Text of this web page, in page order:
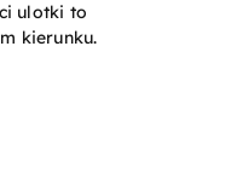
ulotki to
kierunku.